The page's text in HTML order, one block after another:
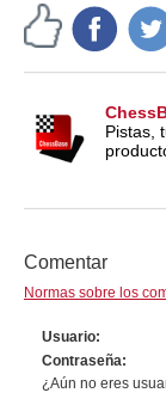
Pistas,
Comentar
Normas sobre los
Usuario
Contraseña
¿Aún no eres